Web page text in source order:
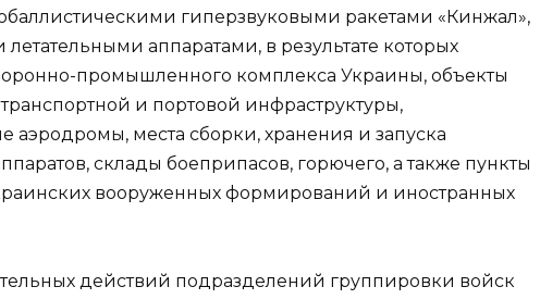
гиперзвуковыми ракетами «Кинжал»,
аппаратами, в результате которых
промышленного комплекса Украины, объекты
и портовой инфраструктуры,
аэродромы, места сборки, хранения и запуска
склады боеприпасов, горючего, а также пункты
вооруженных формирований и иностранных
действий подразделений группировки войск